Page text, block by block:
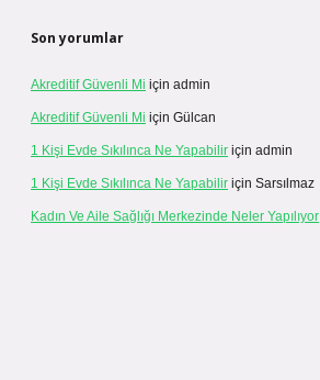
Son yorumlar
Akreditif Güvenli Mi için admin
Akreditif Güvenli Mi için Gülcan
1 Kişi Evde Sıkılınca Ne Yapabilir için admin
1 Kişi Evde Sıkılınca Ne Yapabilir için Sarsılmaz
Kadın Ve Aile Sağlığı Merkezinde Neler Yapılıyor